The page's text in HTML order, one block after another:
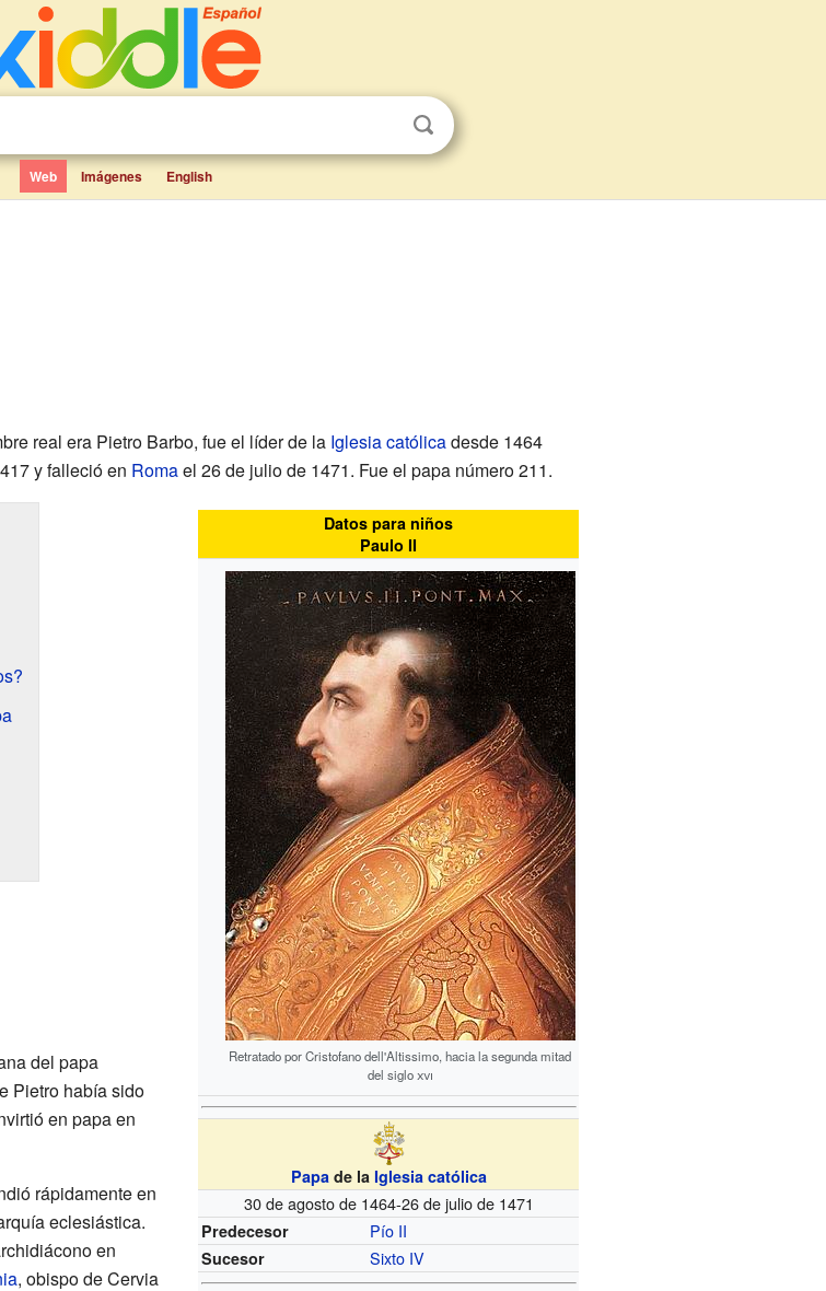
Web Imágenes English
real era Pietro Barbo, fue el líder de la Iglesia católicadesde 1464
y falleció en Romael 26 de julio de 1471. Fue el papa número 211.
Datos para niños
Paulo II
Retratado por Cristofano dell'Altissimo, hacia la segunda mitad
del sigloxvi
Papade la Iglesia católica
30 de agosto de 1464-26 de julio de 1471
Predecesor Pío II
Sucesor Sixto IV
del papa
Pietro había sido
en papa en
rápidamente en
eclesiástica.
en
, obispo de Cervia